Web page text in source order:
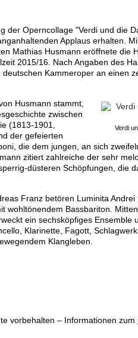
der Operncollage "Verdi und die
Applaus erhalten.
Mathias Husmann eröffnete die
2015/16. Nach Angaben des
Kammeroper an einen
Verdi
Husmann stammt,
zwischen
(1813-1901,
der gefeierten
die dem jungen, an sich
zitiert zahlreiche der sehr
düsteren Schöpfungen, die
Franz betören Luminita
wohltönendem Bassbariton.
ein sechsköpfiges Ensemble
Klarinette, Fagott,
Klangleben.
vorbehalten – Informationen zum